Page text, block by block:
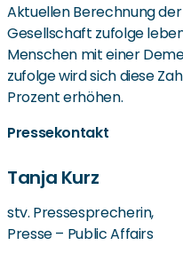
Aktuellen Berechnung
Gesellschaft zufolge
Menschen mit einer
zufolge wird sich diese
Prozent erhöhen.
Pressekontakt
Tanja Kurz
stv. Pressesprecherin,
Presse – Public Affairs